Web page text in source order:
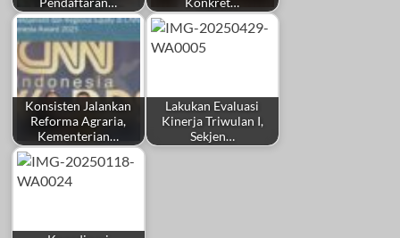
Konsisten Jalankan
Reforma Agraria,
Kementerian…
Lakukan Evaluasi
Kinerja Triwulan I,
Sekjen…